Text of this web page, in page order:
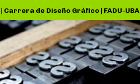
| Carrera de Diseño Gráfico| FADU-UBA